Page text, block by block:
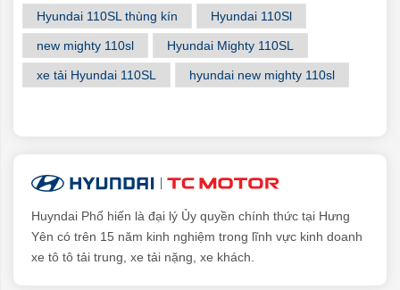
Hyundai 110SL thùng kín Hyundai 110Sl
new mighty 110sl Hyundai Mighty 110SL
xe tải Hyundai 110SL hyundai new mighty 110sl
Huyndai Phố hiến là đại lý Ủy quyền chính thức tại Hưng
Yên có trên 15 năm kinh nghiệm trong lĩnh vực kinh doanh
xe tô tô tải trung, xe tải nặng, xe khách.